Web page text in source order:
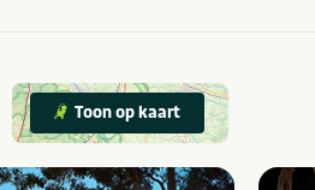
Toon op kaart